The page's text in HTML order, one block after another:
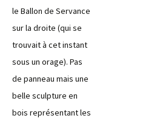
le Ballon de Servance
sur la droite (qui se
trouvait à cet instant
sous un orage). Pas
de panneau mais une
belle sculpture en
bois représentant les